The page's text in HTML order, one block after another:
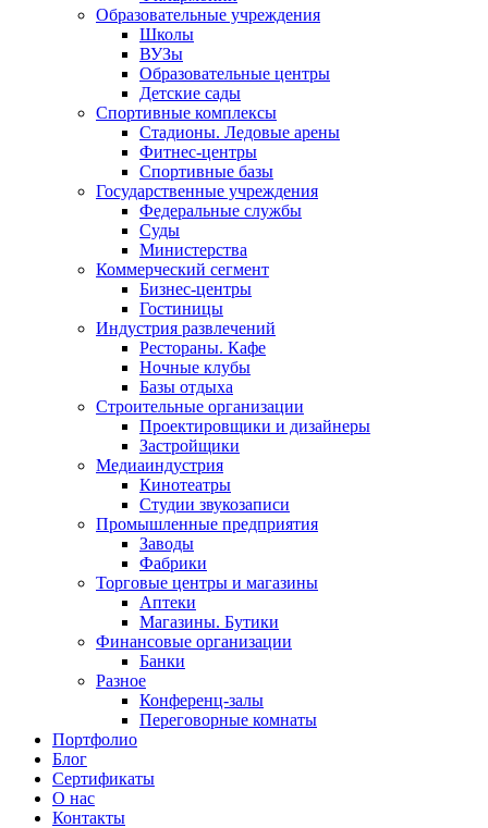
Образовательные учреждения
Школы
ВУЗы
Образовательные центры
Детские сады
Спортивные комплексы
Стадионы. Ледовые арены
Фитнес-центры
Спортивные базы
Государственные учреждения
Федеральные службы
Суды
Министерства
Коммерческий сегмент
Бизнес-центры
Гостиницы
Индустрия развлечений
Рестораны. Кафе
Ночные клубы
Базы отдыха
Строительные организации
Проектировщики и дизайнеры
Застройщики
Медиаиндустрия
Кинотеатры
Студии звукозаписи
Промышленные предприятия
Заводы
Фабрики
Торговые центры и магазины
Аптеки
Магазины. Бутики
Финансовые организации
Банки
Разное
Конференц-залы
Переговорные комнаты
Портфолио
Блог
Сертификаты
О нас
Контакты